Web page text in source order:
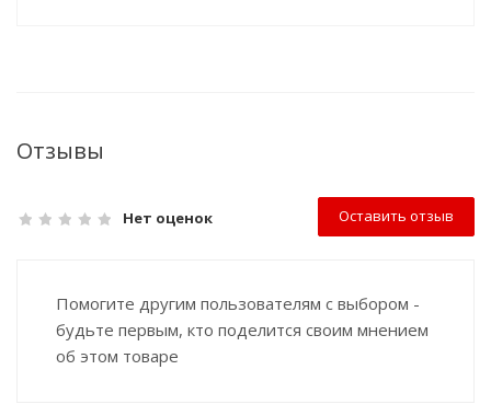
Отзывы
Нет оценок Оставить отзыв
Помогите другим пользователям с выбором -
будьте первым, кто поделится своим мнением
об этом товаре